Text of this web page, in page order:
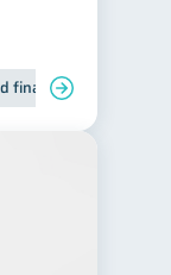
financiera